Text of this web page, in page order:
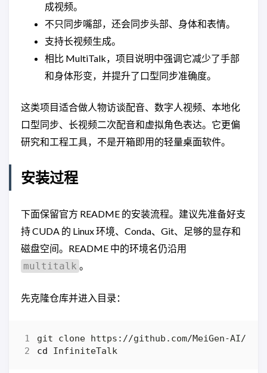
成视频。
不只同步嘴部，还会同步头部、身体和表情。
支持长视频生成。
相比 MultiTalk，项目说明中强调它减少了手部
和身体形变，并提升了口型同步准确度。
这类项目适合做人物访谈配音、数字人视频、本地化
口型同步、长视频二次配音和虚拟角色表达。它更偏
研究和工程工具，不是开箱即用的轻量桌面软件。
安装过程
下面保留官方 README 的安装流程。建议先准备好支
持 CUDA 的 Linux 环境、Conda、Git、足够的显存和
磁盘空间。README 中的环境名仍沿用
multitalk 。
先克隆仓库并进入目录：
cd